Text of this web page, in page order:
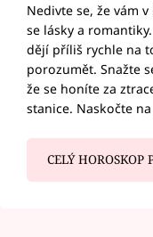
Nedivte se, že vám
se lásky a
dějí příliš rychle na
porozumět. Snažte
že se honíte za
stanice. Naskočte
CELÝ HOROSKOP